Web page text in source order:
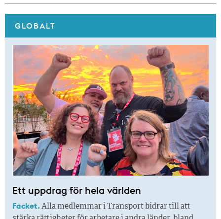
GLOBALT
Ett uppdrag för hela världen
Facket.Alla medlemmar i Transport bidrar till att